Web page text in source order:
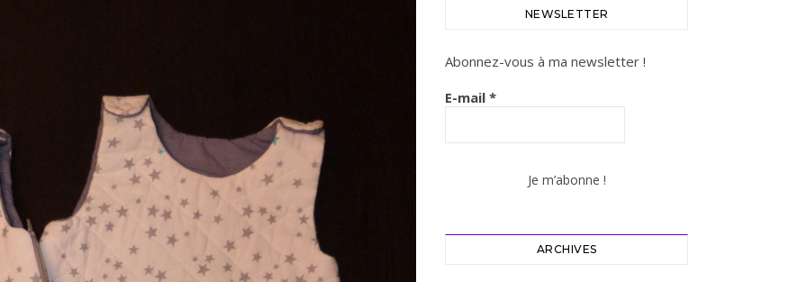
NEWSLETTER
Abonnez-vous à ma newsletter !
E-mail *
ARCHIVES